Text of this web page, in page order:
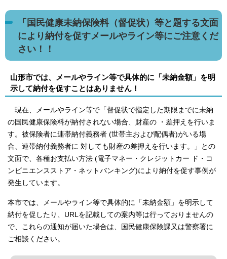
「国民健康未納保険料（督促状）等と題する文面
により納付を促すメールやライン等にご注意くだ
さい！！
山形市では、メールやライン等で具体的に「未納金額」を明
示して納付を促すことはありません！
現在、メールやライン等で「督促状で指定した期限までに未納
の国民健康保険料が納付されない場合、財産の ・差押えを行いま
す。被保険者に連帯納付義務者 (世帯主および配偶者)がいる場
合、連帯納付義務者に 対しても財産の差押えを行います。」との
文面で、各種お支払い方法 (電子マネー・クレジットカー ド・コ
ンビニエンスストア・ネットバンキング)により納付を促す事例が
発生しています。
本市では、メールやライン等で具体的に「未納金額」を明示して
納付を促したり、URLを記載しての案内等は行っておりませんの
で、これらの通知が届いた場合は、国民健康保険課又は警察署に
ご相談ください。